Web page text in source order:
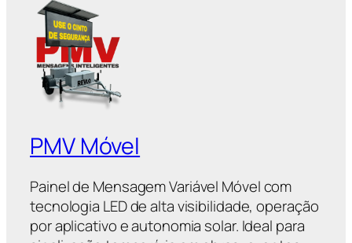
PMV Móvel
Painel de Mensagem Variável Móvel com
tecnologia LED de alta visibilidade, operação
por aplicativo e autonomia solar. Ideal para